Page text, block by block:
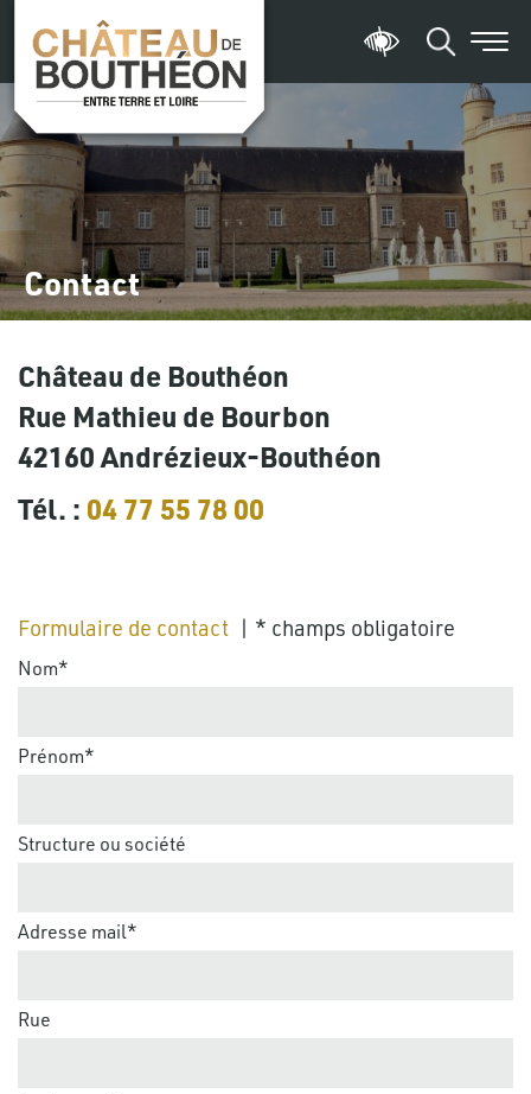
Contact
Château de Bouthéon
Rue Mathieu de Bourbon
42160 Andrézieux-Bouthéon
Tél. : 04 77 55 78 00
Formulaire de contact | * champs obligatoire
Nom*
Prénom*
Structure ou société
Adresse mail*
Rue